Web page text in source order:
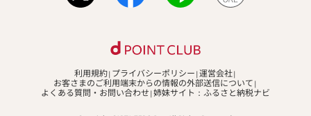
利用規約 プライバシーポリシー 運営会社
お客さまのご利用端末からの情報の外部送信について
よくある質問・お問い合わせ 姉妹サイト：ふるさと納税ナビ